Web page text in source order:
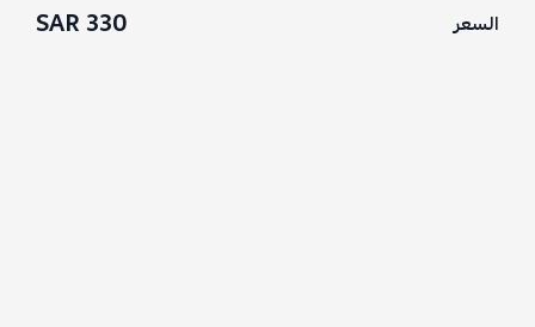
السعر 330 SAR